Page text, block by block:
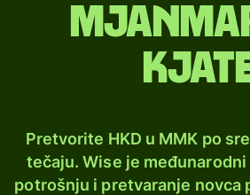
Pretvorite HKD u MMK po
tečaju. Wise je međunarodni
potrošnju i pretvaranje novca